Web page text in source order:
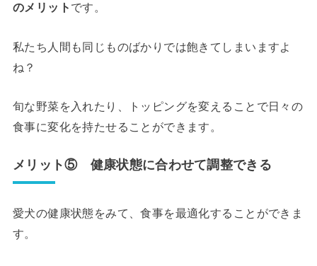
のメリット です。
私たち人間も同じものばかりでは飽きてしまいますよ
ね？
旬な野菜を入れたり、トッピングを変えることで日々の
食事に変化を持たせることができます。
メリット⑤ 健康状態に合わせて調整できる
愛犬の健康状態をみて、食事を最適化することができま
す。